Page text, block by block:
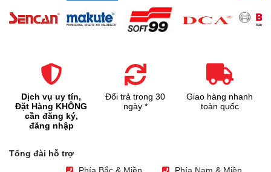
Dịch vụ uy tín,
Đặt Hàng KHÔNG
cần đăng ký,
đăng nhập
Đổi trả trong 30
ngày *
Giao hàng nhanh
toàn quốc
Tổng đài hỗ trợ
Phía Bắc & Miền
Phía Nam & Miền